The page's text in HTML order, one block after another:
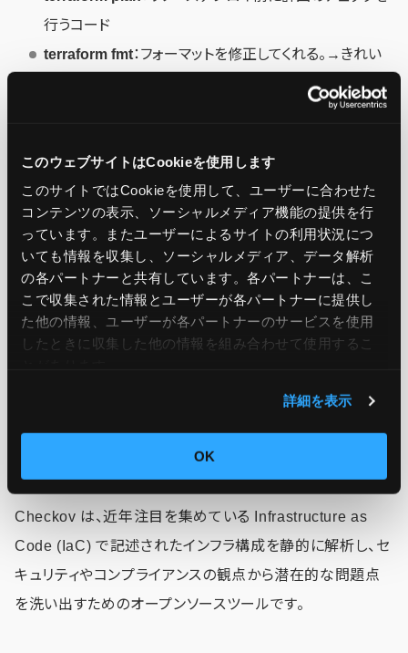
このウェブサイトはCookieを使用します
このサイトではCookieを使用して、ユーザーに合わせた
コンテンツの表示、ソーシャルメディア機能の提供を行
っています。またユーザーによるサイトの利用状況につ
いても情報を収集し、ソーシャルメディア、データ解析
の各パートナーと共有しています。各パートナーは、こ
こで収集された情報とユーザーが各パートナーに提供し
た他の情報、ユーザーが各パートナーのサービスを使用
したときに収集した他の情報を組み合わせて使用​​するこ
詳細を表示
OK
行うコード
terraform fmt：フォーマットを修正してくれる。→きれい
Checkovとは
Checkov は、近年注目を集めている Infrastructure as
Code (IaC) で記述されたインフラ構成を静的に解析し、セ
キュリティやコンプライアンスの観点から潜在的な問題点
を洗い出すためのオープンソースツールです。